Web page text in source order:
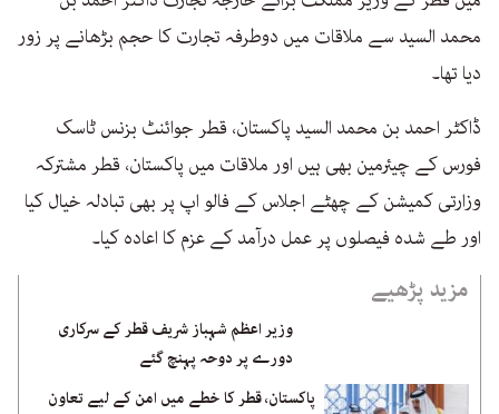
محمد السید سے ملاقات میں دوطرفہ تجارت کا حجم بڑھانے پر زور
دیا تھا۔
ڈاکٹر احمد بن محمد السید پاکستان، قطر جوائنٹ بزنس ٹاسک
فورس کے چیئرمین بھی ہیں اور ملاقات میں پاکستان، قطر مشترکہ
وزارتی کمیشن کے چھٹے اجلاس کے فالو اپ پر بھی تبادلہ خیال کیا
اور طے شدہ فیصلوں پر عمل درآمد کے عزم کا اعادہ کیا۔
مزید پڑھیے
وزیر اعظم شہباز شریف قطر کے سرکاری
دورے پر دوحہ پہنچ گئے
پاکستان، قطر کا خطے میں امن کے لیے تعاون